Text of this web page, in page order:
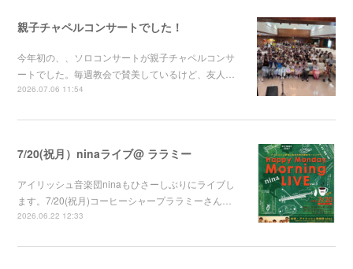
親子チャペルコンサートでした！
今年初の、、ソロコンサートが親子チャペルコンサ
ートでした。毎週教会で賛美しているけど、友人…
2026.07.06 11:54
7/20(祝月）ninaライブ@ ララミー
アイリッシュ音楽団ninaもひさーしぶりにライブし
ます。7/20(祝月)コーヒーシャープララミーさん…
2026.06.22 12:33